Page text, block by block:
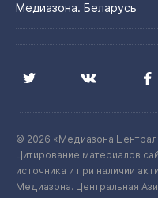
Медиазона. Беларусь
© 2026 «Медиазона
Цитирование материалов
источника и при наличии
Медиазона. Центральная